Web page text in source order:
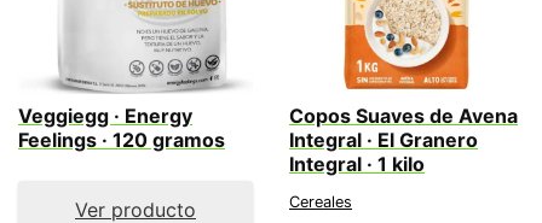
Veggiegg · Energy
Feelings · 120 gramos
Ver producto
Copos Suaves de Avena
Integral · El Granero
Integral · 1 kilo
Cereales